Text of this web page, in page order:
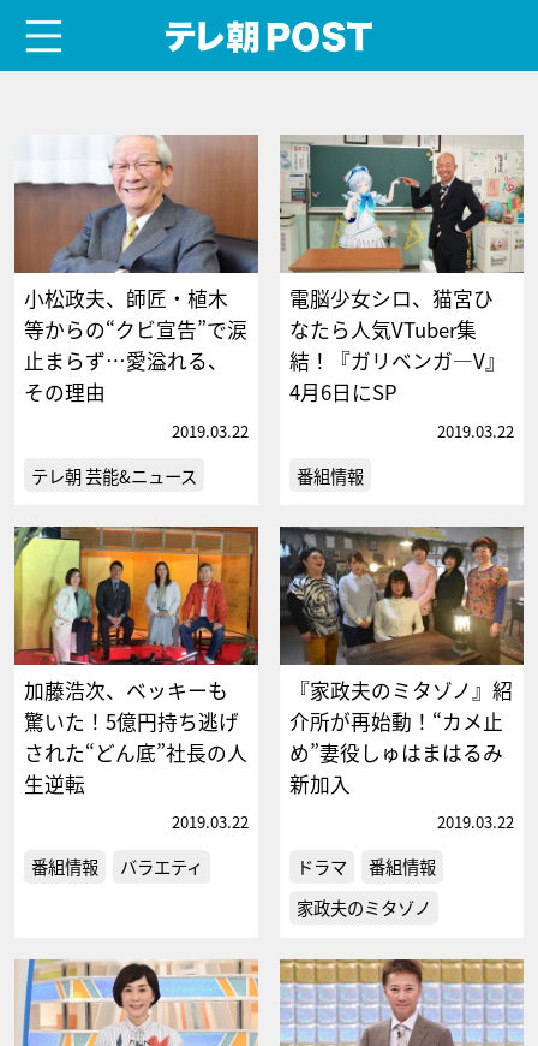
小松政夫、師匠・植木
等からの“クビ宣告”で涙
止まらず…愛溢れる、
その理由
2019.03.22
テレ朝 芸能&ニュース
電脳少女シロ、猫宮ひ
なたら人気VTuber集
結！『ガリベンガ―V』
4月6日にSP
2019.03.22
番組情報
加藤浩次、ベッキーも
驚いた！5億円持ち逃げ
された“どん底”社長の人
生逆転
2019.03.22
番組情報 バラエティ
『家政夫のミタゾノ』紹
介所が再始動！“カメ止
め”妻役しゅはまはるみ
新加入
2019.03.22
ドラマ
番組情報
家政夫のミタゾノ